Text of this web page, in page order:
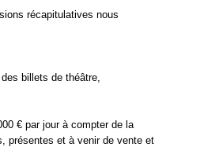
récapitulatives nous
billets de théâtre,
€ par jour à compter de la
présentes et à venir de vente et